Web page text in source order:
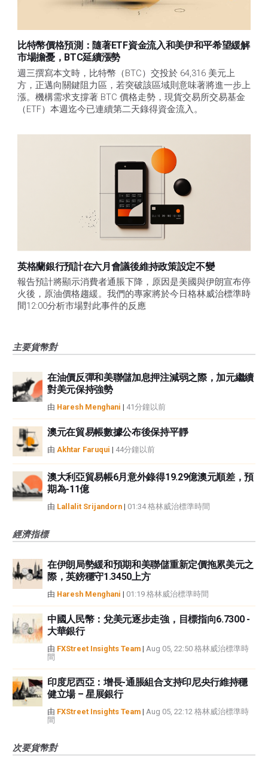
比特幣價格預測：隨著ETF資金流入和美伊和平希望緩解
市場擔憂，BTC延續漲勢
週三撰寫本文時，比特幣（BTC）交投於 64,316 美元上
方，正邁向關鍵阻力區，若突破該區域則意味著將進一步上
漲。機構需求支撐著 BTC 價格走勢，現貨交易所交易基金
（ETF）本週迄今已連續第二天錄得資金流入。
英格蘭銀行預計在六月會議後維持政策設定不變
報告預計將顯示消費者通脹下降，原因是美國與伊朗宣布停
火後，原油價格趨緩。我們的專家將於今日格林威治標準時
間12:00分析市場對此事件的反應
主要貨幣對
在油價反彈和美聯儲加息押注減弱之際，加元繼續
對美元保持強勢
由 Haresh Menghani | 41分鐘以前
澳元在貿易帳數據公布後保持平靜
由 Akhtar Faruqui | 44分鐘以前
澳大利亞貿易帳6月意外錄得19.29億澳元順差，預
期為-11億
由 Lallalit Srijandorn | 01:34 格林威治標準時間
經濟指標
在伊朗局勢緩和預期和美聯儲重新定價拖累美元之
際，英鎊穩守1.3450上方
由 Haresh Menghani | 01:19 格林威治標準時間
中國人民幣：兌美元逐步走強，目標指向6.7300 -
大華銀行
由 FXStreet Insights Team | Aug 05, 22:50 格林威治標準時
間
印度尼西亞：增長-通脹組合支持印尼央行維持穩
健立場 – 星展銀行
由 FXStreet Insights Team | Aug 05, 22:12 格林威治標準時
間
次要貨幣對